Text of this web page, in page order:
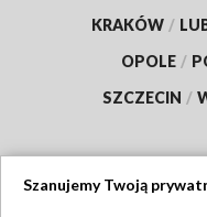
KRAKÓW /
OPOLE /
SZCZECIN /
Szanujemy Twoją